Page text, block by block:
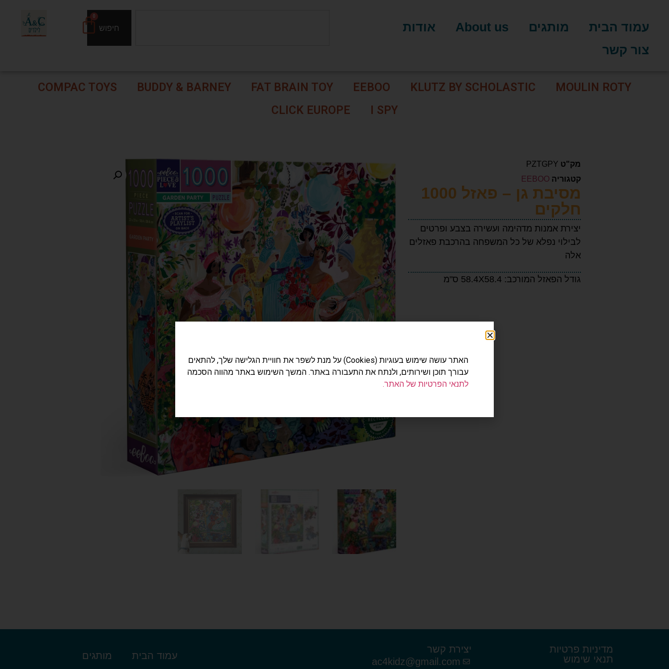
עמוד הבית מותגים About us
אודות
צור קשר
חיפוש
0
MOULIN ROTY
KLUTZ BY SCHOLASTIC
EEBOO
FAT BRAIN TOY
BUDDY & BARNEY
COMPAC TOYS
I SPY
CLICK EUROPE
מק"ט PZTGPY
קטגוריה EEBOO
מסיבת גן – פאזל 1000
חלקים
יצירת אמנות מדהימה ועשירה בצבע ופרטים
לבילוי נפלא של כל המשפחה בהרכבת פאזלים
אלה
גודל הפאזל המורכב: 58.4X58.4 ס"מ
מדיניות פרטיות
תנאי שימוש
יצירת קשר
ac4kidz@gmail.com
עמוד הבית מותגים
האתר עושה שימוש בעוגיות (Cookies) על מנת לשפר את חוויית הגלישה שלך, להתאים
עבורך תוכן ושירותים, ולנתח את התעבורה באתר. המשך השימוש באתר מהווה הסכמה
לתנאי הפרטיות של האתר.